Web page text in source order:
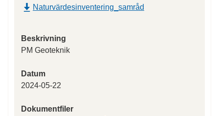
Naturvärdesinventering_samråd
Beskrivning
PM Geoteknik
Datum
2024-05-22
Dokumentfiler